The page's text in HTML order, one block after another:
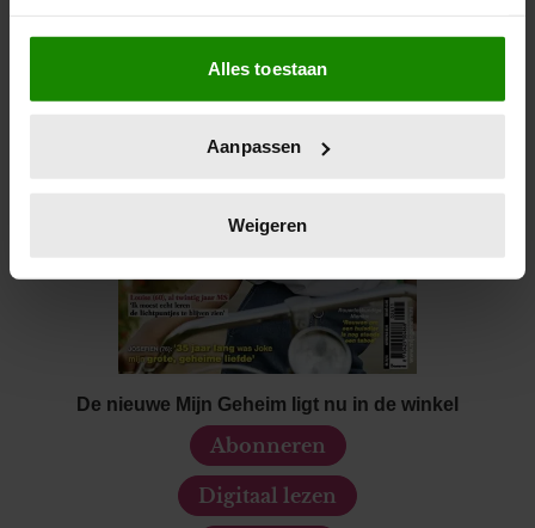
Als u het toestaat, willen we ook graag:
Informatie verzamelen over uw geografische locatie,
die tot een paar meter nauwkeurig kan zijn
op specifieke eigenschappen (fingerprinting)
verwerkt en stel uw voorkeuren in het
intrekken in de Cookieverklaring.
We gebruiken cookies om content en advertenties te
personaliseren, om functies voor social media te bieden
informatie over uw gebruik van onze site met onze
partners voor social media, adverteren en analyse. Deze
partners kunnen deze gegevens combineren met andere
informatie die u aan ze heeft verstrekt of die ze hebben
Alles toestaan
Aanpassen
Weigeren
De nieuwe Mijn Geheim ligt nu in de winkel
Abonneren
Digitaal lezen